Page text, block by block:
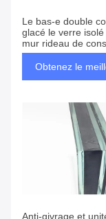
Le bas-e double
glacé le verre isolé
mur rideau de
Obtenez le
Anti-givrage et